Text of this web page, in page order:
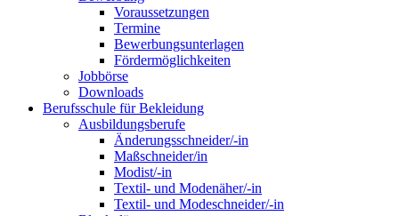
Voraussetzungen
Termine
Bewerbungsunterlagen
Fördermöglichkeiten
Jobbörse
Downloads
Berufsschule für Bekleidung
Ausbildungsberufe
Änderungsschneider/-in
Maßschneider/in
Modist/-in
Textil- und Modenäher/-in
Textil- und Modeschneider/-in